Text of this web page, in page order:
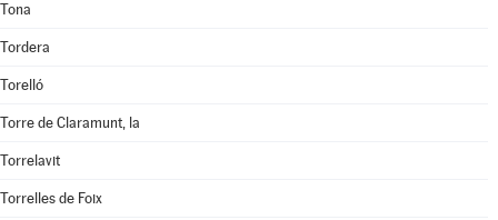
Tona
Tordera
Torelló
Torre de Claramunt, la
Torrelavit
Torrelles de Foix